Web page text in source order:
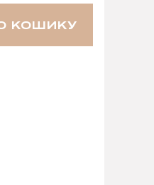
КОШИКУ